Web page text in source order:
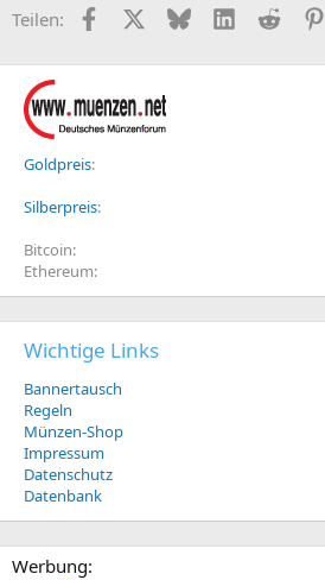
Teilen: FacebookX (Twitter)
BlueskyLinkedIn
Reddit
Goldpreis
Silberpreis
Bitcoin
Ethereum
Wichtige Links
Bannertausch
Regeln
Münzen-Shop
Impressum
Datenschutz
Datenbank
Werbung: